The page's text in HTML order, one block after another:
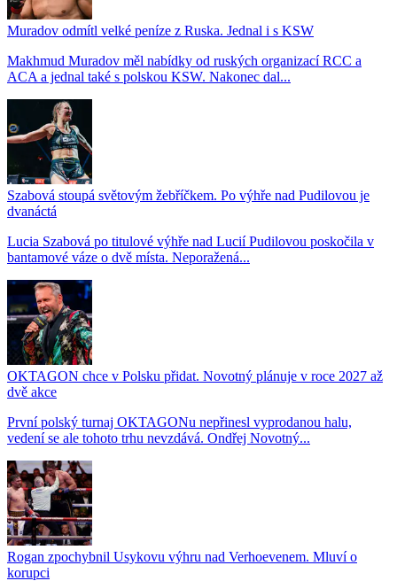
Muradov odmítl velké peníze z Ruska. Jednal i s KSW
Makhmud Muradov měl nabídky od ruských organizací RCC a
ACA a jednal také s polskou KSW. Nakonec dal...
Szabová stoupá světovým žebříčkem. Po výhře nad Pudilovou je
dvanáctá
Lucia Szabová po titulové výhře nad Lucií Pudilovou poskočila v
bantamové váze o dvě místa. Neporažená...
OKTAGON chce v Polsku přidat. Novotný plánuje v roce 2027 až
dvě akce
První polský turnaj OKTAGONu nepřinesl vyprodanou halu,
vedení se ale tohoto trhu nevzdává. Ondřej Novotný...
Rogan zpochybnil Usykovu výhru nad Verhoevenem. Mluví o
korupci